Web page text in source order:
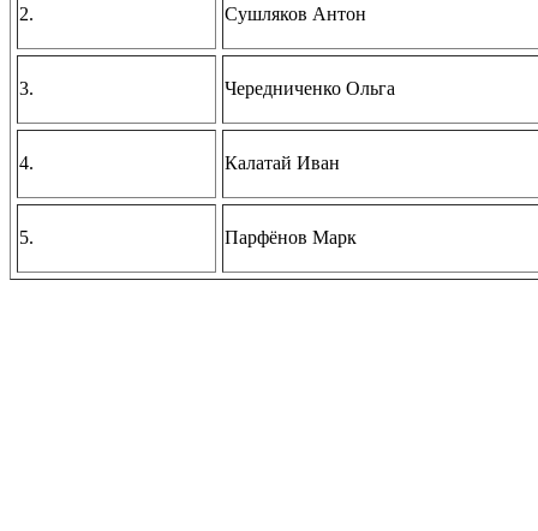
2. Сушляков Антон
3. Чередниченко Ольга
4. Калатай Иван
5. Парфёнов Марк